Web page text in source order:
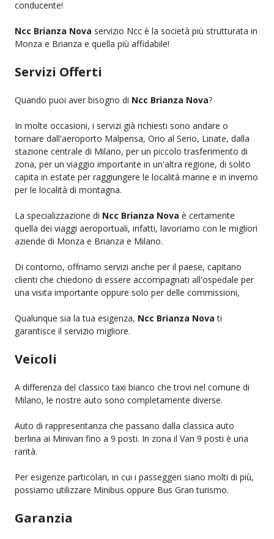
conducente!
Ncc Brianza Nova servizio Ncc è la società più strutturata in
Monza e Brianza e quella più affidabile!
Servizi Offerti
Quando puoi aver bisogno di Ncc Brianza Nova?
In molte occasioni, i servizi già richiesti sono andare o
tornare dall'aeroporto Malpensa, Orio al Serio, Linate, dalla
stazione centrale di Milano, per un piccolo trasferimento di
zona, per un viaggio importante in un'altra regione, di solito
capita in estate per raggiungere le località marine e in inverno
per le località di montagna.
La specializzazione di Ncc Brianza Nova è certamente
quella dei viaggi aeroportuali, infatti, lavoriamo con le migliori
aziende di Monza e Brianza e Milano.
Di contorno, offriamo servizi anche per il paese, capitano
clienti che chiedono di essere accompagnati all'ospedale per
una visita importante oppure solo per delle commissioni,
Qualunque sia la tua esigenza, Ncc Brianza Nova ti
garantisce il servizio migliore.
Veicoli
A differenza del classico taxi bianco che trovi nel comune di
Milano, le nostre auto sono completamente diverse.
Auto di rappresentanza che passano dalla classica auto
berlina ai Minivan fino a 9 posti. In zona il Van 9 posti è una
rarità.
Per esigenze particolari, in cui i passeggeri siano molti di più,
possiamo utilizzare Minibus oppure Bus Gran turismo.
Garanzia